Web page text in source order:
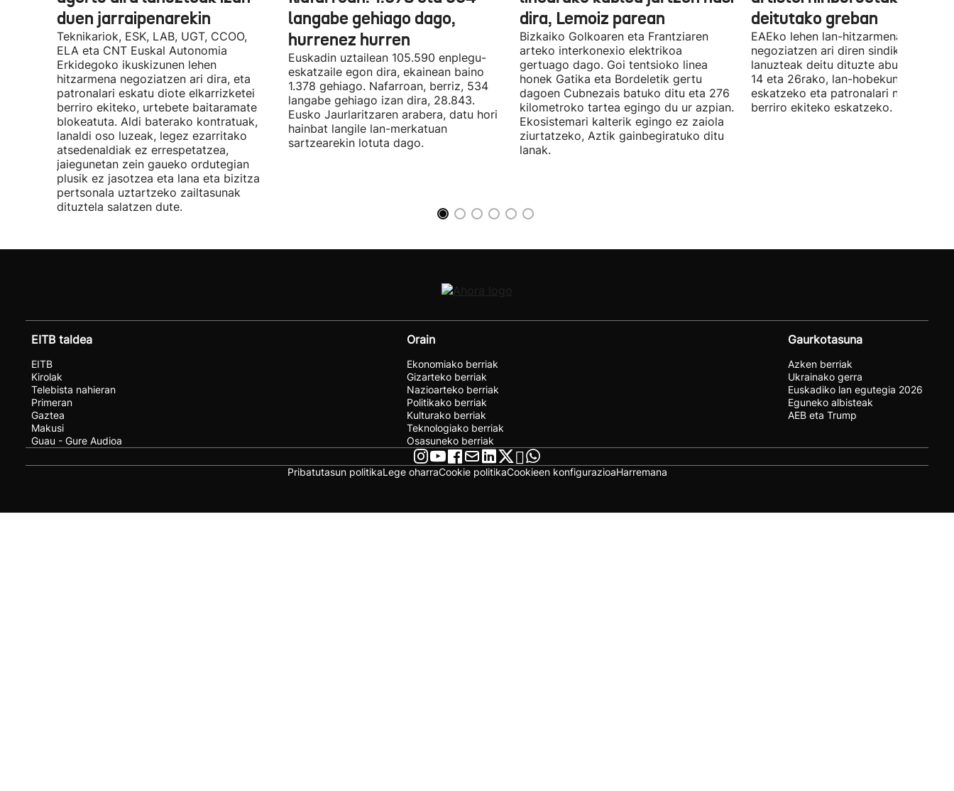
duen jarraipenarekin
Teknikariok, ESK, LAB, UGT, CCOO,
ELA eta CNT Euskal Autonomia
Erkidegoko ikuskizunen lehen
hitzarmena negoziatzen ari dira, eta
patronalari eskatu diote elkarrizketei
berriro ekiteko, urtebete baitaramate
blokeatuta. Aldi baterako kontratuak,
lanaldi oso luzeak, legez ezarritako
atsedenaldiak ez errespetatzea,
jaiegunetan zein gaueko ordutegian
plusik ez jasotzea eta lana eta bizitza
pertsonala uztartzeko zailtasunak
dituztela salatzen dute.
langabe gehiago dago,
hurrenez hurren
Euskadin uztailean 105.590 enplegu-
eskatzaile egon dira, ekainean baino
1.378 gehiago. Nafarroan, berriz, 534
langabe gehiago izan dira, 28.843.
Eusko Jaurlaritzaren arabera, datu hori
hainbat langile lan-merkatuan
sartzearekin lotuta dago.
dira, Lemoiz parean
Bizkaiko Golkoaren eta Frantziaren
arteko interkonexio elektrikoa
gertuago dago. Goi tentsioko linea
honek Gatika eta Bordeletik gertu
dagoen Cubnezais batuko ditu eta 276
kilometroko tartea egingo du ur azpian.
Ekosistemari kalterik egingo ez zaiola
ziurtatzeko, Aztik gainbegiratuko ditu
lanak.
deitutako greban
EAEko lehen lan-hitzarmena
negoziatzen ari diren sindikatuek
lanuzteak deitu dituzte abuztuaren 5,
14 eta 26rako, lan-hobekuntzak
eskatzeko eta patronalari
berriro ekiteko eskatzeko.
EITB taldea
EITB
Kirolak
Telebista nahieran
Primeran
Gaztea
Makusi
Guau - Gure Audioa
Orain
Ekonomiako berriak
Gizarteko berriak
Nazioarteko berriak
Politikako berriak
Kulturako berriak
Teknologiako berriak
Osasuneko berriak
Gaurkotasuna
Azken berriak
Ukrainako gerra
Euskadiko lan egutegia 2026
Eguneko albisteak
AEB eta Trump
Pribatutasun politikaLege oharraCookie politikaCookieen konfigurazioaHarremana